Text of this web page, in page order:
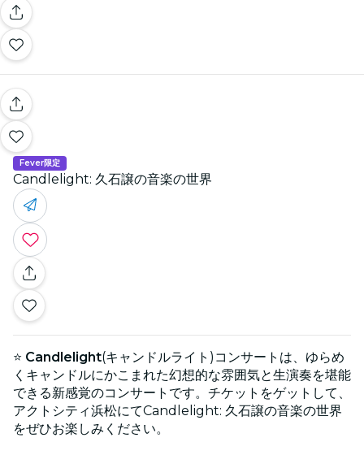
Fever限定
Candlelight: 久石譲の音楽の世界
⭐ Candlelight(キャンドルライト)コンサートは、ゆらめ
くキャンドルにかこまれた幻想的な雰囲気と生演奏を堪能
できる新感覚のコンサートです。チケットをゲットして、
アクトシティ浜松にてCandlelight: 久石譲の音楽の世界
をぜひお楽しみください。